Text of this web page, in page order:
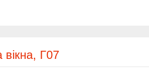
вікна, Г07